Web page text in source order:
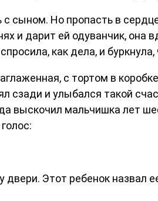
сыном. Но пропасть в
и дарит ей одуванчик, она
как дела, и
с тортом в
сзади и улыбался такой
выскочил мальчишка лет
Этот ребенок назвал